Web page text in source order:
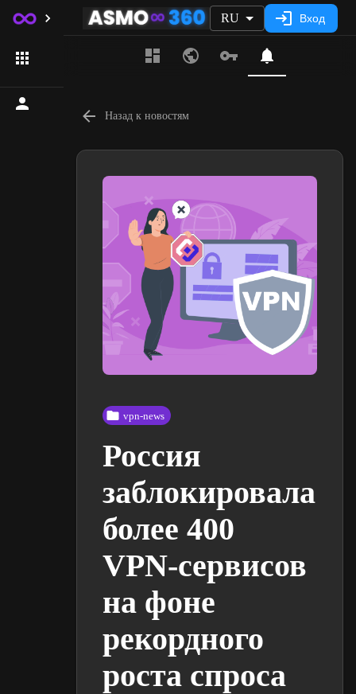
RU Вход
Назад к новостям
vpn-news
Россия
заблокировала
более 400
VPN-сервисов
на фоне
рекордного
роста спроса